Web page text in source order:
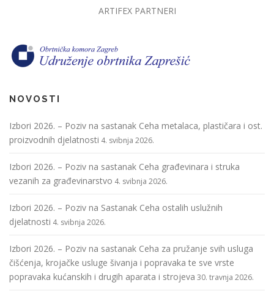
ARTIFEX PARTNERI
NOVOSTI
Izbori 2026. – Poziv na sastanak Ceha metalaca, plastičara i ost.
proizvodnih djelatnosti 4. svibnja 2026.
Izbori 2026. – Poziv na sastanak Ceha građevinara i struka
vezanih za građevinarstvo 4. svibnja 2026.
Izbori 2026. – Poziv na Sastanak Ceha ostalih uslužnih
djelatnosti 4. svibnja 2026.
Izbori 2026. – Poziv na sastanak Ceha za pružanje svih usluga
čišćenja, krojačke usluge šivanja i popravaka te sve vrste
popravaka kućanskih i drugih aparata i strojeva 30. travnja 2026.